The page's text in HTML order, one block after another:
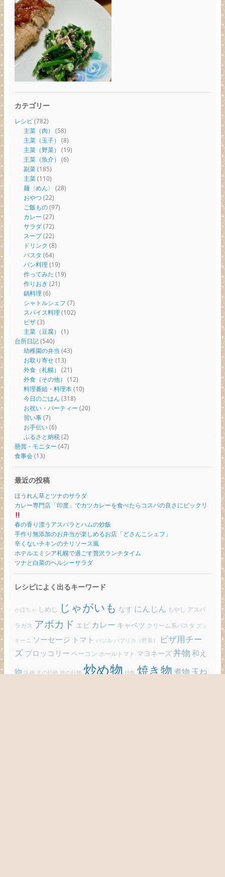
カテゴリー
レシピ(782)
主菜（肉） (58)
主菜（玉子） (8)
主菜（野菜） (19)
主菜（魚介） (6)
副菜(185)
主菜(110)
麺〈めん〉 (28)
おやつ (22)
ご飯もの(97)
カレー (27)
サラダ(72)
スープ(22)
ドリンク (8)
パスタ (64)
パン料理 (19)
作ってみた (19)
作りおき (21)
鍋料理 (6)
シャトルシェフ (7)
スパイス料理 (102)
ピザ(3)
主菜（豆腐） (1)
台所日記(540)
幼稚園の弁当 (43)
お取り寄せ(13)
外食（札幌） (21)
外食（その他） (12)
料理番組・料理本(10)
今日のごはん (318)
お祝い・パーティー (20)
習い事(7)
お手伝い(6)
ふるさと納税(2)
懸賞・モニター (47)
食事会(13)
最近の投稿
ほうれん草とツナのサラダ
カレー専門店「印度」でカツカレーを食べたらコスパの良さにビックリ
春の香り漂うアスパラとハムの炒飯
手作り無添加のお弁当が楽しめるお店「どさんこシェフ」
辛くないチキンのチリソース風
ホテルエミシア札幌で過ごす贅沢ランチタイム
ツナと白菜のヘルシーサラダ
レシピによく出るキーワード
かぼちゃ しめじ じゃがいも なす にんじん もやし アスパ
ラガス アボカド エビ カレー キャベツ クリーム系パスタ ズッ
キーニ ソーセージ トマト バジル パプリカ（野菜）
ピザ用チー
ズ ブロッコリー ベーコン ホールトマト マヨネーズ丼物 和え
物 塩麹 夫の好物 娘の好物 炒め物 炒飯 焼き物煮物 玉ね